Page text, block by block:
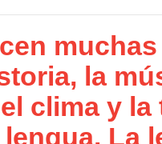
la
clima y la
La